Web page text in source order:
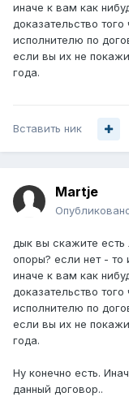
иначе к вам как
доказательство
исполнителю по
если вы их не
года.
Вставить ник
Martje
дык вы скажите есть
опоры? если нет - то
иначе к вам как
доказательство
исполнителю по
если вы их не
года.
Ну конечно есть.
данный договор..